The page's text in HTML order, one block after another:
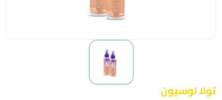
تولا لوسيون